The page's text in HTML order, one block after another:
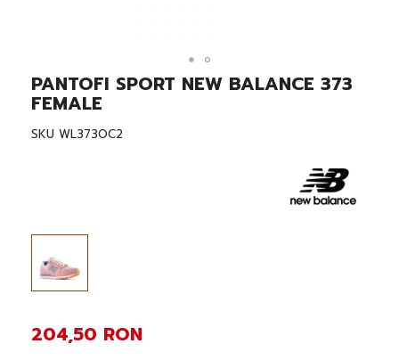
Skip
to
the
beginning
of
PANTOFI SPORT NEW BALANCE 373
FEMALE
SKU WL373OC2
204,50 RON